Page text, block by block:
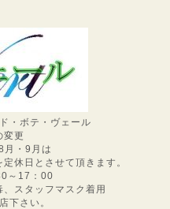
・ボテ・ヴェール
変更
月・9月は
休日とさせて頂きます。
～17：00
スタッフマスク着用
下さい。